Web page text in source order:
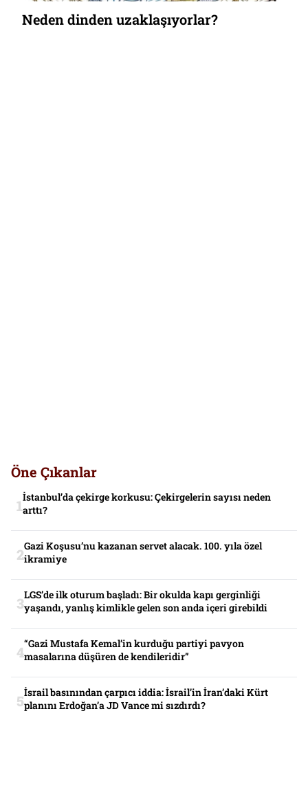
Neden dinden uzaklaşıyorlar?
Öne Çıkanlar
İstanbul’da çekirge korkusu: Çekirgelerin sayısı neden
arttı?
Gazi Koşusu’nu kazanan servet alacak. 100. yıla özel
ikramiye
LGS’de ilk oturum başladı: Bir okulda kapı gerginliği
yaşandı, yanlış kimlikle gelen son anda içeri girebildi
“Gazi Mustafa Kemal’in kurduğu partiyi pavyon
masalarına düşüren de kendileridir”
İsrail basınından çarpıcı iddia: İsrail’in İran’daki Kürt
planını Erdoğan’a JD Vance mi sızdırdı?